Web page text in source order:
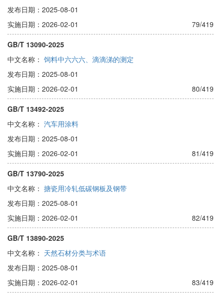
发布日期：2025-08-01
实施日期：2026-02-01
79/419
GB/T 13090-2025
中文名称： 饲料中六六六、滴滴涕的测定
发布日期：2025-08-01
实施日期：2026-02-01
80/419
GB/T 13492-2025
中文名称： 汽车用涂料
发布日期：2025-08-01
实施日期：2026-02-01
81/419
GB/T 13790-2025
中文名称： 搪瓷用冷轧低碳钢板及钢带
发布日期：2025-08-01
实施日期：2026-02-01
82/419
GB/T 13890-2025
中文名称： 天然石材分类与术语
发布日期：2025-08-01
实施日期：2026-02-01
83/419